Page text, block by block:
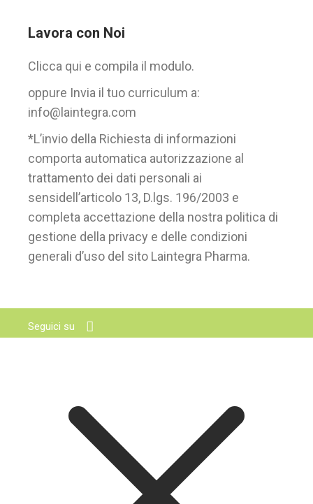
Lavora con Noi
Clicca qui e compila il modulo.
oppure Invia il tuo curriculum a:
info@laintegra.com
*L’invio della Richiesta di informazioni
comporta automatica autorizzazione al
trattamento dei dati personali ai
sensidell’articolo 13, D.lgs. 196/2003 e
completa accettazione della nostra politica di
gestione della privacy e delle condizioni
generali d’uso del sito Laintegra Pharma.
Seguici su